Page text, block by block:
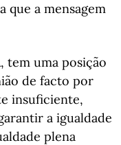
que a mensagem
tem uma posição
de facto por
insuficiente,
a igualdade
plena